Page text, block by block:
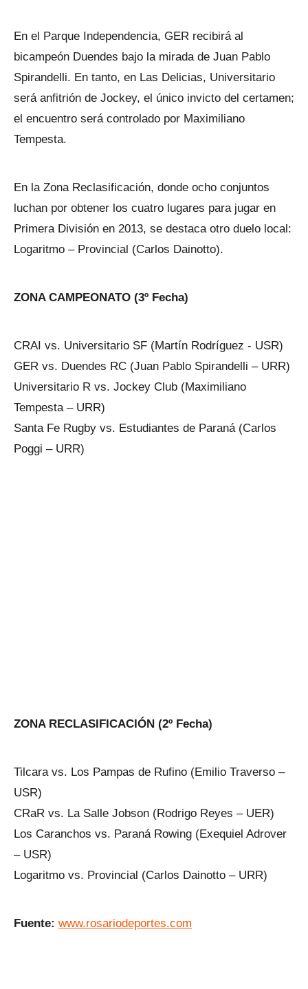
En el Parque Independencia, GER recibirá al
bicampeón Duendes bajo la mirada de Juan Pablo
Spirandelli. En tanto, en Las Delicias, Universitario
será anfitrión de Jockey, el único invicto del certamen;
el encuentro será controlado por Maximiliano
Tempesta.
En la Zona Reclasificación, donde ocho conjuntos
luchan por obtener los cuatro lugares para jugar en
Primera División en 2013, se destaca otro duelo local:
Logaritmo – Provincial (Carlos Dainotto).
ZONA CAMPEONATO (3º Fecha)
CRAI vs. Universitario SF (Martín Rodríguez - USR)
GER vs. Duendes RC (Juan Pablo Spirandelli – URR)
Universitario R vs. Jockey Club (Maximiliano
Tempesta – URR)
Santa Fe Rugby vs. Estudiantes de Paraná (Carlos
Poggi – URR)
ZONA RECLASIFICACIÓN (2º Fecha)
Tilcara vs. Los Pampas de Rufino (Emilio Traverso –
USR)
CRaR vs. La Salle Jobson (Rodrigo Reyes – UER)
Los Caranchos vs. Paraná Rowing (Exequiel Adrover
– USR)
Logaritmo vs. Provincial (Carlos Dainotto – URR)
Fuente: www.rosariodeportes.com